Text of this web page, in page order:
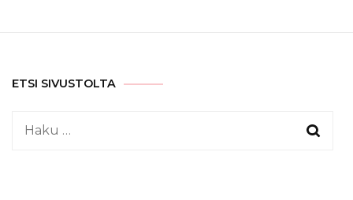
ETSI SIVUSTOLTA
Haku: